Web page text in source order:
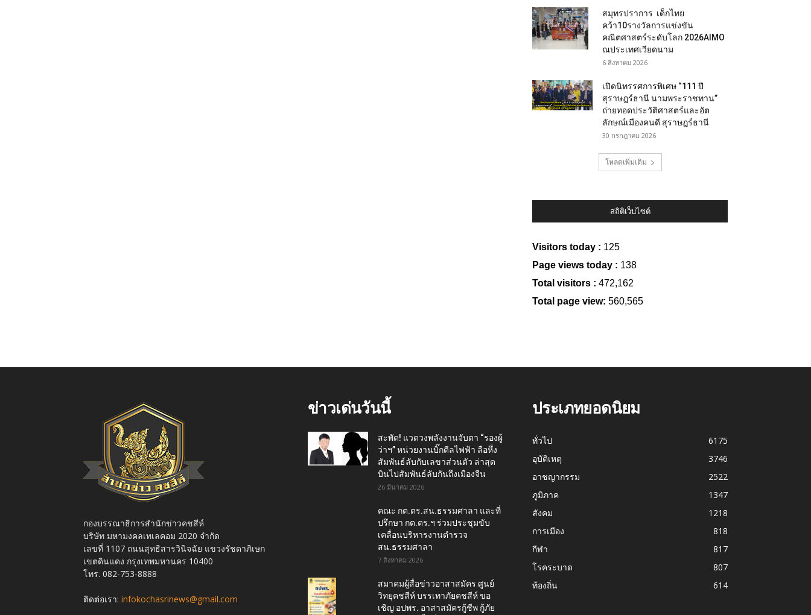
สมุทรปราการ เด็กไทย
คว้า10รางวัลการแข่งขัน
คณิตศาสตร์ระดับโลก 2026AIMO
ณประเทศเวียดนาม
6 สิงหาคม 2026
เปิดนิทรรศการพิเศษ “111 ปี
สุราษฎร์ธานี นามพระราชทาน”
ถ่ายทอดประวัติศาสตร์และอัต
ลักษณ์เมืองคนดี สุราษฎร์ธานี
30 กรกฎาคม 2026
โหลดเพิ่มเติม
สถิติเว็บไซต์
Visitors today : 125
Page views today : 138
Total visitors : 472,162
Total page view: 560,565
กองบรรณาธิการสำนักข่าวคชสีห์
บริษัท มหามงคลเทเลคอม 2020 จำกัด
เลขที่ 1107 ถนนสุทธิสารวินิจฉัย แขวงรัชดาภิเษก
เขตดินแดง กรุงเทพมหานคร 10400
โทร. 082-753-8888
ติดต่อเรา: infokochasrinews@gmail.com
ข่าวเด่นวันนี้
สะพัด! แวดวงพลังงานจับตา “รองผู้
ว่าฯ” หน่วยงานบิ๊กดีลไฟฟ้า ลือหึ่ง
สัมพันธ์ลับกับเลขาส่วนตัว ล่าสุด
บินไปสัมพันธ์ลับกันถึงเมืองจีน
26 มีนาคม 2026
คณะ กต.ตร.สน.ธรรมศาลา และที่
ปรึกษา กต.ตร.ฯ ร่วมประชุมขับ
เคลื่อนบริหารงานตำรวจ
สน.ธรรมศาลา
7 สิงหาคม 2026
สมาคมผู้สื่อข่าวอาสาสมัคร ศูนย์
วิทยุคชสีห์ บรรเทาภัยคชสีห์ ขอ
เชิญ อปพร. อาสาสมัครกู้ชีพ กู้ภัย
ประเภทยอดนิยม
ทั่วไป
6175
อุบัติเหตุ
3746
อาชญากรรม
2522
ภูมิภาค
1347
สังคม
1218
การเมือง
818
กีฬา
817
โรคระบาด
807
ท้องถิ่น
614